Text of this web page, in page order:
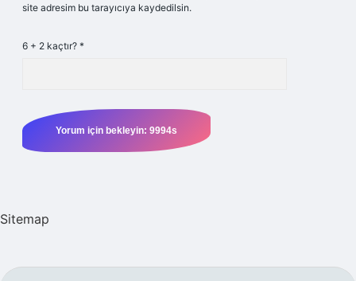
site adresim bu tarayıcıya kaydedilsin.
6 + 2 kaçtır? *
Sitemap